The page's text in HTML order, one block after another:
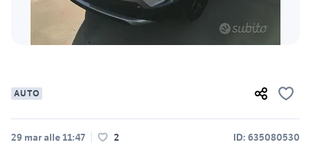
AUTO
29 mar alle 11:47 2 ID: 635080530